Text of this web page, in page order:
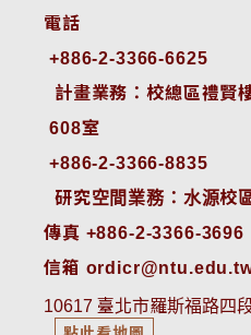
電話
+886-2-3366-6625
計畫業務：校總區禮賢
608室
+886-2-3366-8835
研究空間業務：水源校
傳真 +886-2-3366-3696
信箱
10617 臺北市羅斯福路四